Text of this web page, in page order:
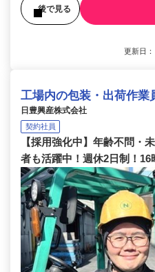
後で見る
更新日
工場内の包装・出荷作業
日豊興産株式会社
契約社員
【採用強化中】年齢不問
者も活躍中！週休2日制！16